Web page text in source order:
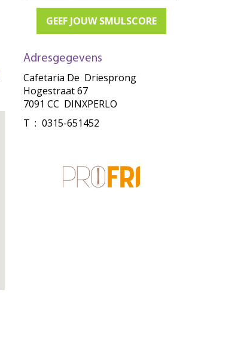
GEEF JOUW SMULSCORE
Adresgegevens
Cafetaria De Driesprong
Hogestraat 67
7091 CC DINXPERLO
T : 0315-651452